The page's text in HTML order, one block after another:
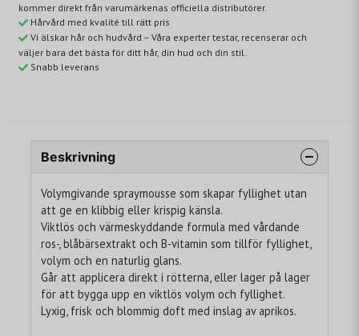
kommer direkt från varumärkenas officiella distributörer.
Hårvård med kvalité till rätt pris
Vi älskar hår och hudvård – Våra experter testar, recenserar och
väljer bara det bästa för ditt hår, din hud och din stil.
Snabb leverans
Beskrivning
Volymgivande spraymousse som skapar fyllighet utan
att ge en klibbig eller krispig känsla.
Viktlös och värmeskyddande formula med vårdande
ros-, blåbärsextrakt och B-vitamin som tillför fyllighet,
volym och en naturlig glans.
Går att applicera direkt i rötterna, eller lager på lager
för att bygga upp en viktlös volym och fyllighet.
Lyxig, frisk och blommig doft med inslag av aprikos.